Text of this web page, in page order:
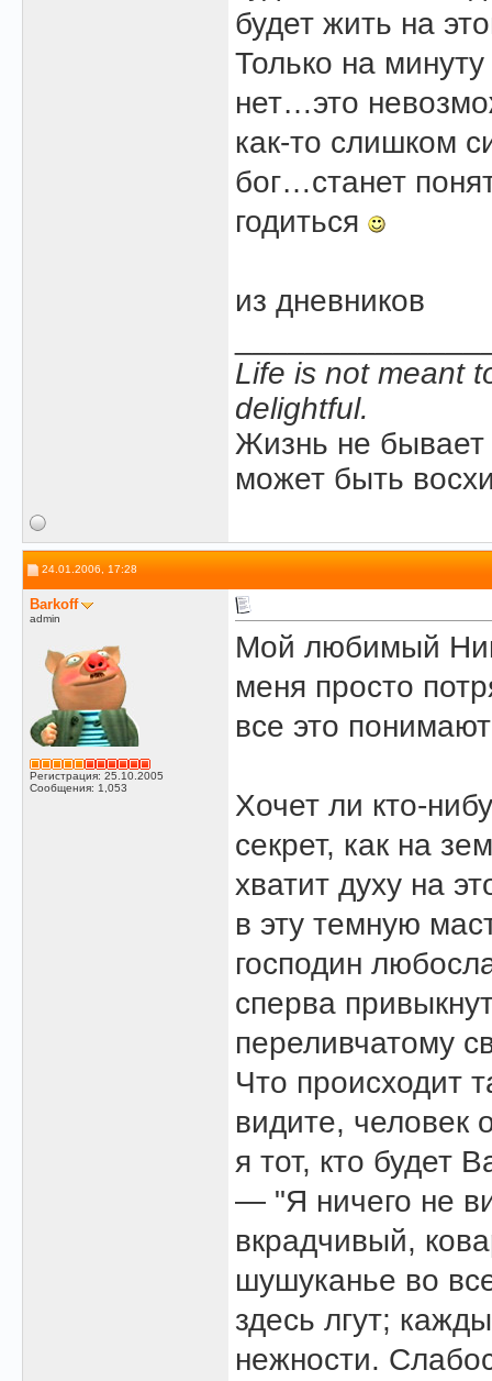
будет жить на
Только на
нет…это
как-то слишком
бог…станет
годиться
из дневников
Life is not meant
delightful.
Жизнь не бывает
может быть
24.01.2006, 17:28
Barkoff
admin
Регистрация: 25.10.2005
Сообщения: 1,053
Мой любимый
меня просто
все это
Хочет ли кто-
секрет, как на
хватит духу на
в эту темную
господин
сперва
переливчатому
Что происходит
видите, человек
я тот, кто будет
— "Я ничего не
вкрадчивый,
шушуканье во
здесь лгут;
нежности.